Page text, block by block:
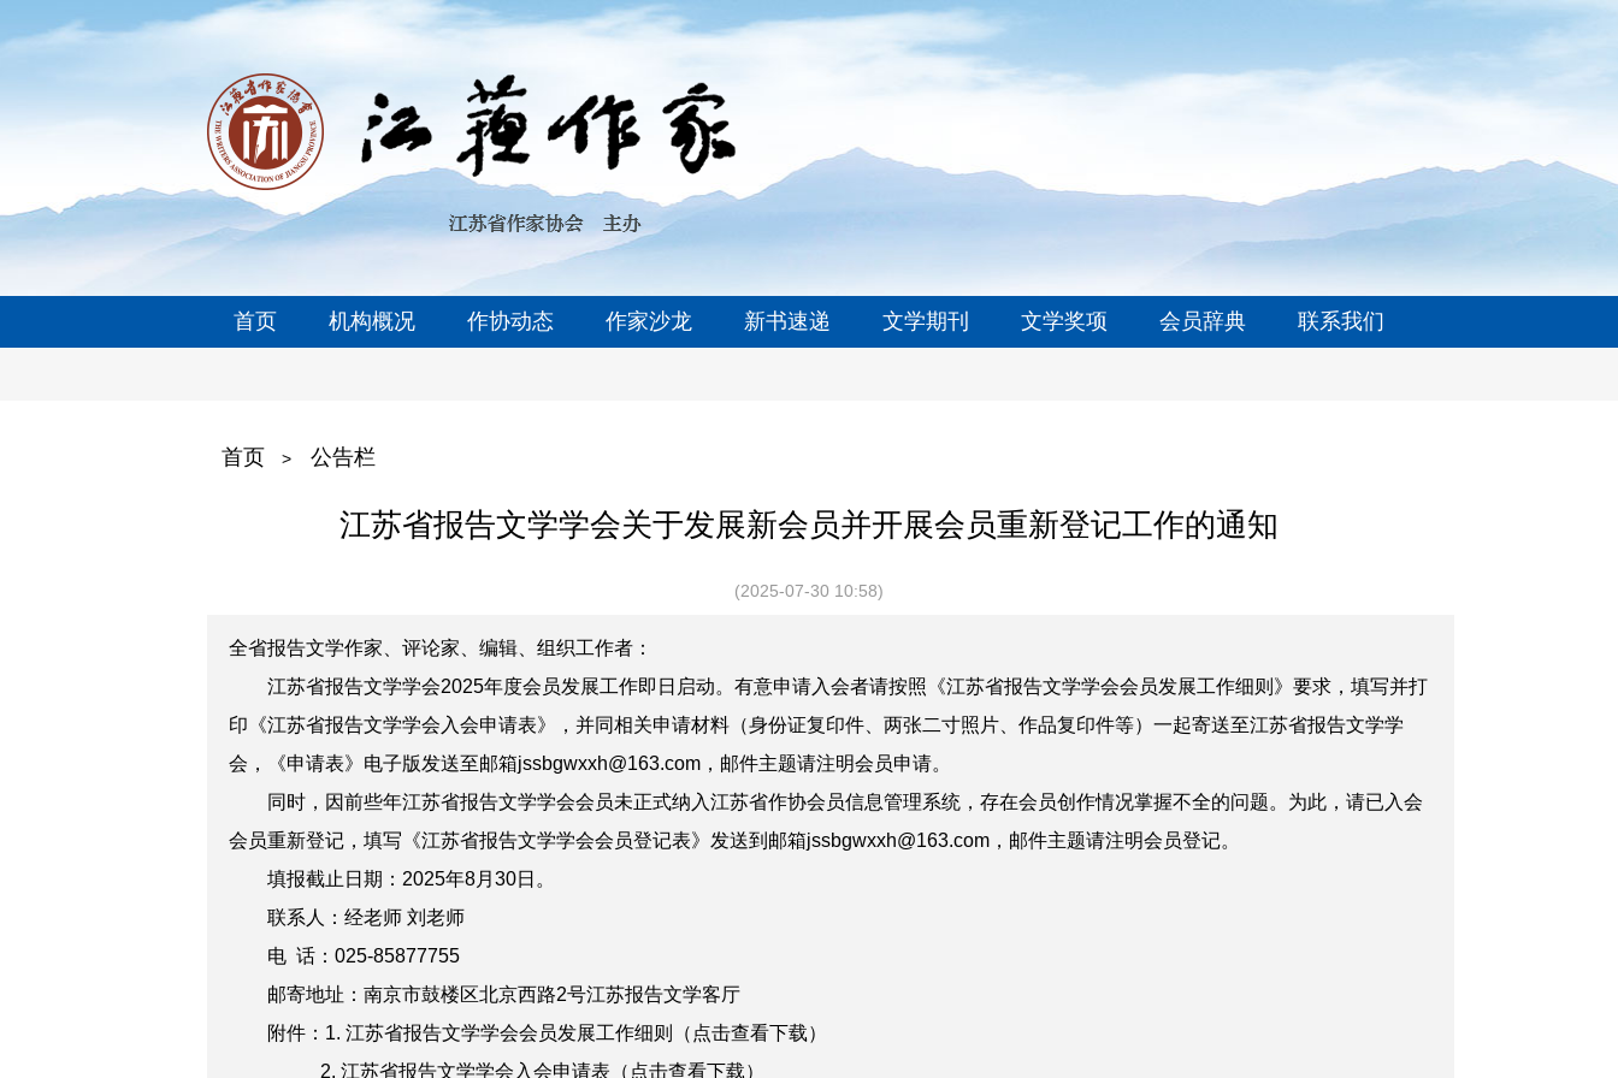
首页 机构概况 作协动态 作家沙龙 新书速递 文学期刊 文学奖项 会员辞典 联系我们
首页 > 公告栏
江苏省报告文学学会关于发展新会员并开展会员重新登记工作的通知
(2025-07-30 10:58)
全省报告文学作家 、评论家、编辑、组织工作者 ：
江苏省报告文学学会2025年度会员发展工作即日启动。 有意申请入会者请按照《江苏省报告文学学会会员发展工作细则》要求，填写并打
印 《江苏省报告文学学会入会申请表》，并同相关申请材料 （身份证复印件、两张二寸照片、作品复印件等） 一起寄送至江苏省报告文学学
会，《申请表》 电子版发送至邮箱jssbgwxxh@163.com ，邮件主题请注明会员申请。
同时，因前些年江苏省报告文学学会会员未正式纳入江苏省作协会员信息管理系统，存在会员创作情况掌握不全的问题。为此，请已入会
会员重新登记，填写《江苏省报告文学学会会员登记表》发送到邮箱jssbgwxxh@163.com ，邮件主题请注明会员登记。
填报截止日期：2025年8月 30日。
联系人：经老师 刘老师
电 话：025-85877755
邮寄地址：南京市鼓楼区北京西路2号江苏报告文学客厅
附件： 1. 江苏省报告文学学会会员发展工作细则（点击查看下载）
2. 江苏省报告文学学会入会申请表（点击查看下载）